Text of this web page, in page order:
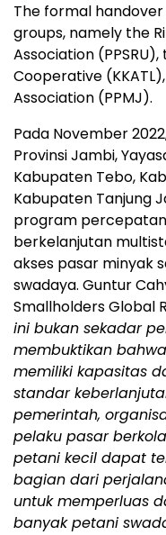
The formal
groups, namely the
Association
Cooperative
Association (PPMJ).
Pada November
Provinsi Jambi,
Kabupaten Tebo,
Kabupaten Tanjung
program
berkelanjutan
akses pasar minyak
swadaya. Guntur
Smallholders Global
ini bukan sekadar
membuktikan
memiliki kapasitas
standar
pemerintah,
pelaku pasar
petani kecil dapat
bagian dari
untuk memperluas
banyak petani